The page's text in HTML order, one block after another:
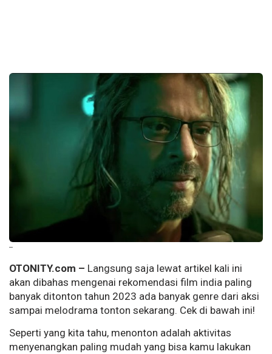
--
OTONITY.com – Langsung saja lewat artikel kali ini
akan dibahas mengenai rekomendasi film india paling
banyak ditonton tahun 2023 ada banyak genre dari aksi
sampai melodrama tonton sekarang. Cek di bawah ini!
Seperti yang kita tahu, menonton adalah aktivitas
menyenangkan paling mudah yang bisa kamu lakukan